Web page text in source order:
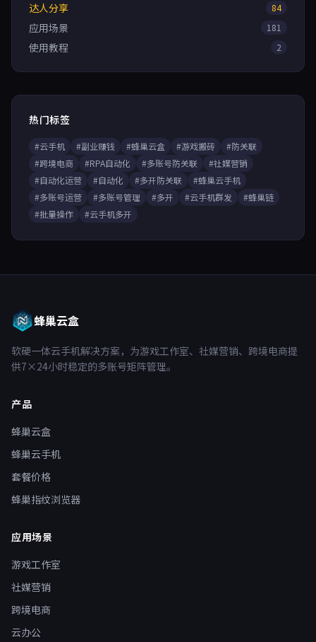
达人分享 84
应用场景 181
使用教程 2
热门标签
#云手机 #副业赚钱 #蜂巢云盒 #游戏搬砖
#防关联
#跨境电商
#RPA自动化 #多账号防关联
#社媒营销
#自动化运营
#自动化 #多开防关联
#蜂巢云手机
#多账号运营
#多账号管理 #多开 #云手机群发
#蜂巢链
#批量操作
#云手机多开
蜂巢云盒
软硬一体云手机解决方案，为游戏工作室、社媒营销、跨境电商提
供7×24小时稳定的多账号矩阵管理。
产品
蜂巢云盒
蜂巢云手机
套餐价格
蜂巢指纹浏览器
应用场景
游戏工作室
社媒营销
跨境电商
云办公